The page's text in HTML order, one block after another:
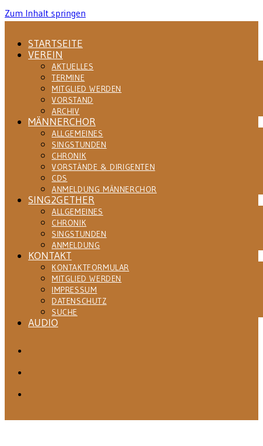
Zum Inhalt springen
STARTSEITE
VEREIN
AKTUELLES
TERMINE
MITGLIED WERDEN
VORSTAND
ARCHIV
MÄNNERCHOR
ALLGEMEINES
SINGSTUNDEN
CHRONIK
VORSTÄNDE & DIRIGENTEN
CDS
ANMELDUNG MÄNNERCHOR
SING2GETHER
ALLGEMEINES
CHRONIK
SINGSTUNDEN
ANMELDUNG
KONTAKT
KONTAKTFORMULAR
MITGLIED WERDEN
IMPRESSUM
DATENSCHUTZ
SUCHE
AUDIO